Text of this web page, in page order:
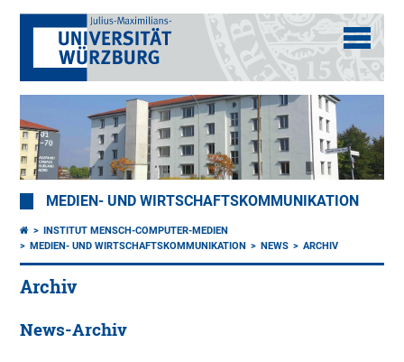
MEDIEN- UND WIRTSCHAFTSKOMMUNIKATION
INSTITUT MENSCH-COMPUTER-MEDIEN
MEDIEN- UND WIRTSCHAFTSKOMMUNIKATION
NEWS ARCHIV
Archiv
News-Archiv